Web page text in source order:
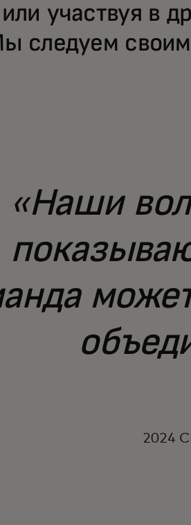
участвуя в
следуем
«Наши
2024